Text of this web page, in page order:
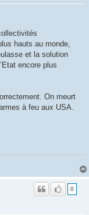
hauts au monde,
et la solution
encore plus
On meurt
à feu aux USA.
0